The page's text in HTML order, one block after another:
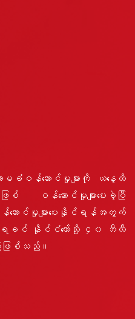
ခံဝန်ဆောင်မှုများကို ယနေ့ထိ
ဝန်ဆောင်မှုများပေးခဲ့ပြီ
င်မှုများပေးနိုင်ရန်အတွက်
င် နိုင်ငံတော်သို့ ၄၀ ဘီလီ
းဖြစ်သည်။